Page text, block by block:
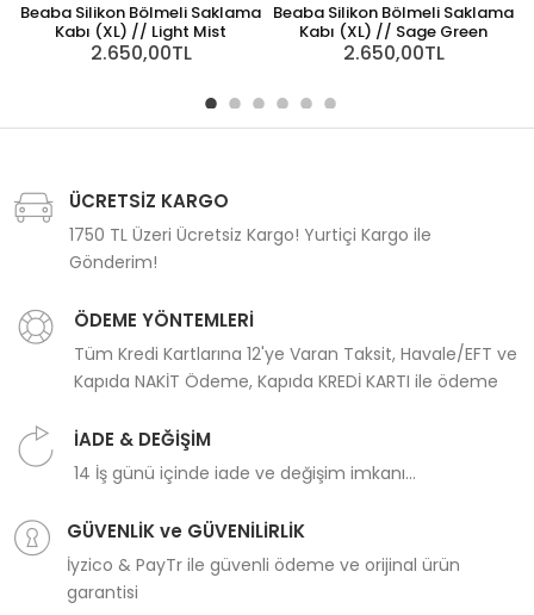
Beaba Silikon Bölmeli Saklama
Kabı (XL) // Light Mist
2.650,00TL
Beaba Silikon Bölmeli Saklama
Kabı (XL) // Sage Green
2.650,00TL
ÜCRETSİZ KARGO
1750 TL Üzeri Ücretsiz Kargo! Yurtiçi Kargo ile
Gönderim!
ÖDEME YÖNTEMLERİ
Tüm Kredi Kartlarına 12'ye Varan Taksit, Havale/EFT ve
Kapıda NAKİT Ödeme, Kapıda KREDİ KARTI ile ödeme
İADE & DEĞİŞİM
14 İş günü içinde iade ve değişim imkanı...
GÜVENLİK ve GÜVENİLİRLİK
İyzico & PayTr ile güvenli ödeme ve orijinal ürün
garantisi